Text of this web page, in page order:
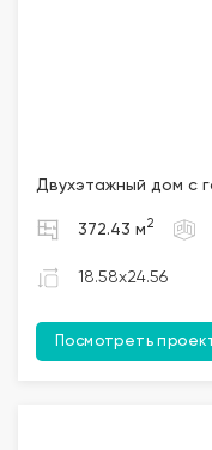
Двухэтажный дом с
372.43 м 2
18.58x24.56
Посмотреть